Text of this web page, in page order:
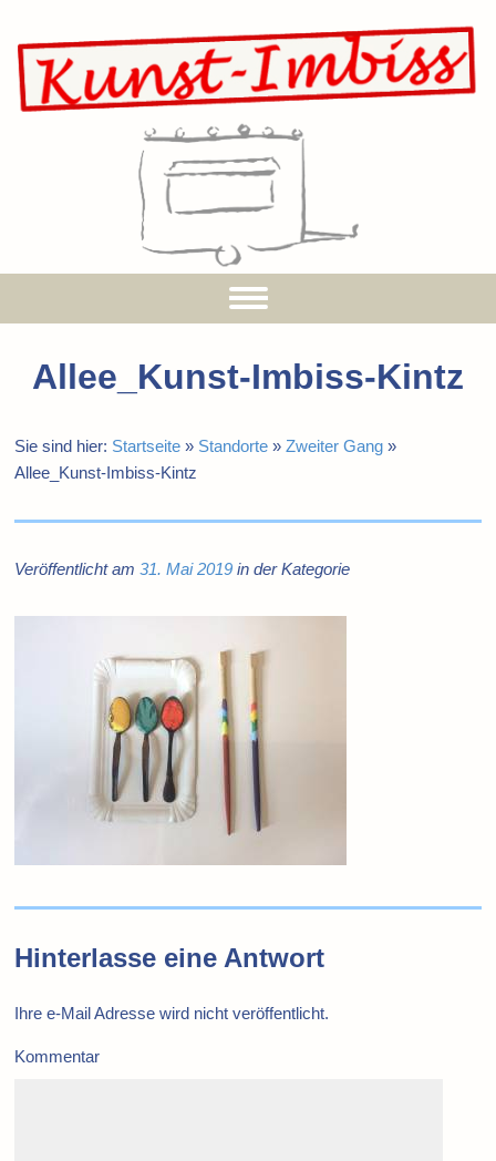
Allee_Kunst-Imbiss-Kintz
Sie sind hier: Startseite » Standorte »Zweiter Gang »
Allee_Kunst-Imbiss-Kintz
Veröffentlicht am31. Mai 2019 in der Kategorie
Hinterlasse eine Antwort
Ihre e-Mail Adresse wird nicht veröffentlicht.
Kommentar